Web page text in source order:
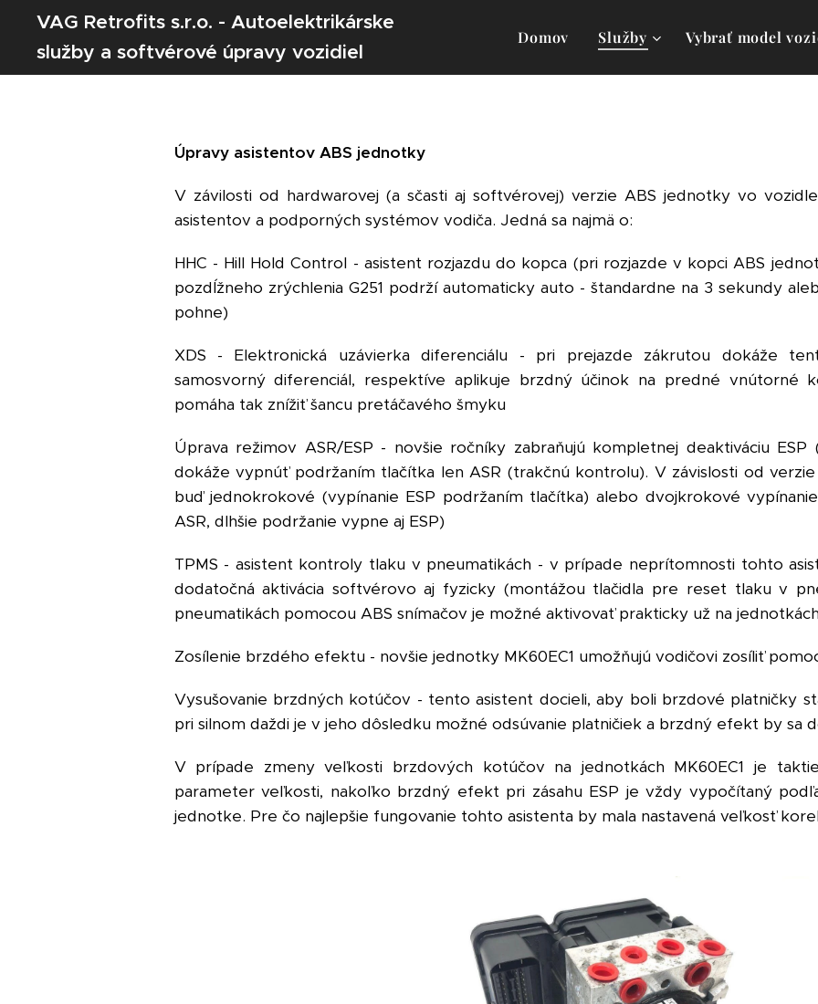
VAG Retrofits s.r.o. - Autoelektrikárske
služby a softvérové úpravy vozidiel
VW AG (Škoda / Volkswagen / Seat /
Domov Služby Vybrať model
Úpravy asistentov ABS jednotky
V závilosti od hardwarovej (a sčasti aj softvérovej) verzie ABS jednotky vo
asistentov a podporných systémov vodiča. Jedná sa najmä o:
HHC - Hill Hold Control - asistent rozjazdu do kopca (pri rozjazde v kopci ABS
pozdĺžneho zrýchlenia G251 podrží automaticky auto - štandardne na 3 sekundy
pohne)
XDS - Elektronická uzávierka diferenciálu - pri prejazde zákrutou dokáže
samosvorný diferenciál, respektíve aplikuje brzdný účinok na predné vnútorné
pomáha tak znížiť šancu pretáčavého šmyku
Úprava režimov ASR/ESP - novšie ročníky zabraňujú kompletnej deaktiváciu ESP
dokáže vypnúť podržaním tlačítka len ASR (trakčnú kontrolu). V závislosti od
buď jednokrokové (vypínanie ESP podržaním tlačítka) alebo dvojkrokové
ASR, dlhšie podržanie vypne aj ESP)
TPMS - asistent kontroly tlaku v pneumatikách - v prípade neprítomnosti tohto
dodatočná aktivácia softvérovo aj fyzicky (montážou tlačidla pre reset tlaku v
pneumatikách pomocou ABS snímačov je možné aktivovať prakticky už na
Zosílenie brzdého efektu - novšie jednotky MK60EC1 umožňujú vodičovi zosíliť
Vysušovanie brzdných kotúčov - tento asistent docieli, aby boli brzdové platničky
pri silnom daždi je v jeho dôsledku možné odsúvanie platničiek a brzdný efekt by sa
V prípade zmeny veľkosti brzdových kotúčov na jednotkách MK60EC1 je
parameter veľkosti, nakoľko brzdný efekt pri zásahu ESP je vždy vypočítaný
jednotke. Pre čo najlepšie fungovanie tohto asistenta by mala nastavená veľkosť